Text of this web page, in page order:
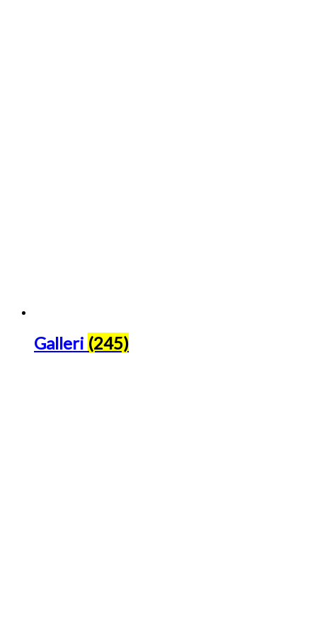
Galleri (245)